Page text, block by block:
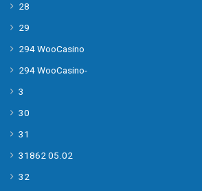
28
29
294 WooCasino
294 WooCasino-
3
30
31
31862 05.02
32